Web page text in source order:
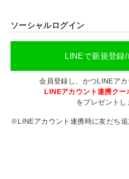
ソーシャルログイン
LINEで新規登録/
会員登録し、かつLINEア
LINEアカウント連携クー
をプレゼントし
※LINEアカウント連携時に友だち追